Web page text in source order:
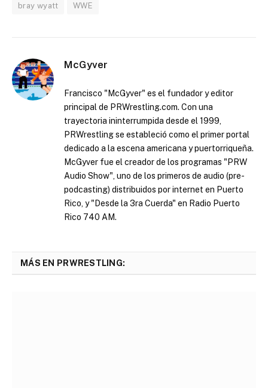
bray wyatt WWE
McGyver
Francisco "McGyver" es el fundador y editor
principal de PRWrestling.com. Con una
trayectoria ininterrumpida desde el 1999,
PRWrestling se estableció como el primer portal
dedicado a la escena americana y puertorriqueña.
McGyver fue el creador de los programas "PRW
Audio Show", uno de los primeros de audio (pre-
podcasting) distribuidos por internet en Puerto
Rico, y "Desde la 3ra Cuerda" en Radio Puerto
Rico 740 AM.
MÁS EN PRWRESTLING: